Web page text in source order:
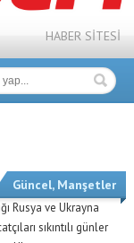
HABER SİTESİ
Güncel, Manşetler
Rusya ve Ukrayna
sıkıntılı günler